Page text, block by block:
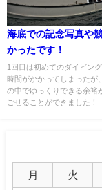
海底での記念写真や
かったです！
1回目は初めてのダイビン
時間がかかってしまったが
の中でゆっくりできる余裕
ごせることができました！
月 火